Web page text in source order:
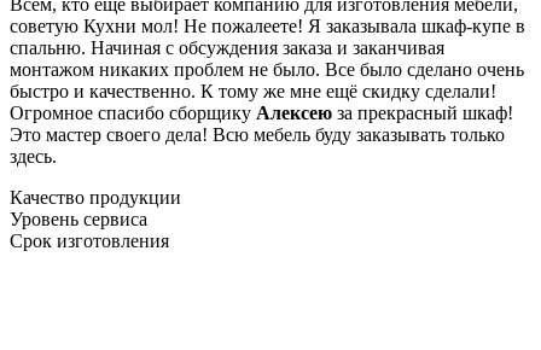
советую Кухни мол! Не пожалеете! Я заказывала шкаф-купе в
спальню. Начиная с обсуждения заказа и заканчивая
монтажом никаких проблем не было. Все было сделано очень
быстро и качественно. К тому же мне ещё скидку сделали!
Огромное спасибо сборщику Алексею за прекрасный шкаф!
Это мастер своего дела! Всю мебель буду заказывать только
здесь.
Качество продукции
Уровень сервиса
Срок изготовления